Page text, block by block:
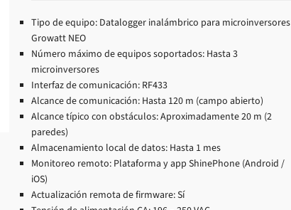
Tipo de equipo: Datalogger inalámbrico para microinversores
Growatt NEO
Número máximo de equipos soportados: Hasta 3
microinversores
Interfaz de comunicación: RF433
Alcance de comunicación: Hasta 120 m (campo abierto)
Alcance típico con obstáculos: Aproximadamente 20 m (2
paredes)
Almacenamiento local de datos: Hasta 1 mes
Monitoreo remoto: Plataforma y app ShinePhone (Android /
iOS)
Actualización remota de firmware: Sí